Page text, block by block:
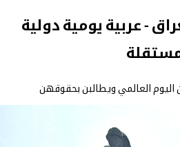
- عربية يومية دولية
اليوم العالمي ويطالبن بحقوقهن